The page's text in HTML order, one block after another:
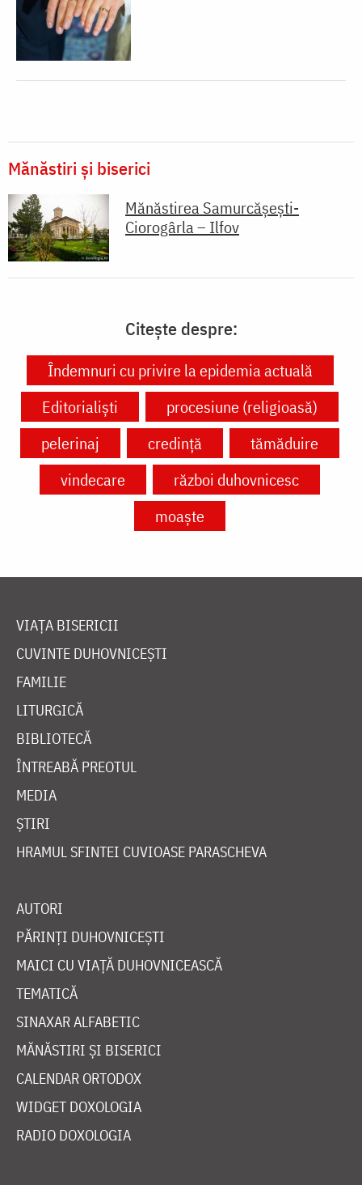
Mănăstiri și biserici
Mănăstirea Samurcășești-
Ciorogârla – Ilfov
Citește despre:
Îndemnuri cu privire la epidemia actuală
Editorialiști
procesiune (religioasă)
pelerinaj
credință
tămăduire
vindecare
război duhovnicesc
moaște
VIAȚA BISERICII
CUVINTE DUHOVNICEȘTI
FAMILIE
LITURGICĂ
BIBLIOTECĂ
ÎNTREABĂ PREOTUL
MEDIA
ȘTIRI
HRAMUL SFINTEI CUVIOASE PARASCHEVA
AUTORI
PĂRINȚI DUHOVNICEȘTI
MAICI CU VIAȚĂ DUHOVNICEASCĂ
TEMATICĂ
SINAXAR ALFABETIC
MĂNĂSTIRI ȘI BISERICI
CALENDAR ORTODOX
WIDGET DOXOLOGIA
RADIO DOXOLOGIA